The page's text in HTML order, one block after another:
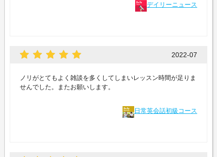
デイリーニュース
2022-07
ノリがとてもよく雑談を多くしてしまいレッスン時間が足りま
せんでした。またお願いします。
日常英会話初級コース